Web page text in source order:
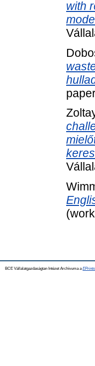
with
BCE Vállalatgazdaságtan Intézet Archívuma a